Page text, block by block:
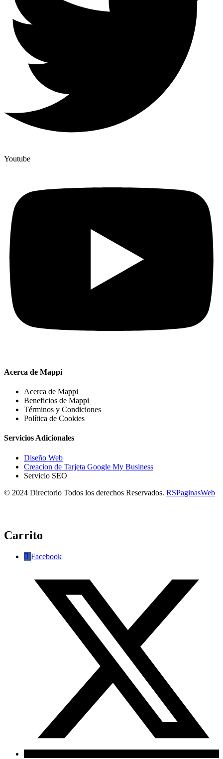
Youtube
Acerca de Mappi
Acerca de Mappi
Beneficios de Mappi
Términos y Condiciones
Política de Cookies
Servicios Adicionales
Diseño Web
Creacion de Tarjeta Google My Business
Servicio SEO
© 2024 Directorio Todos los derechos Reservados. RSPaginasWeb
Carrito
Facebook